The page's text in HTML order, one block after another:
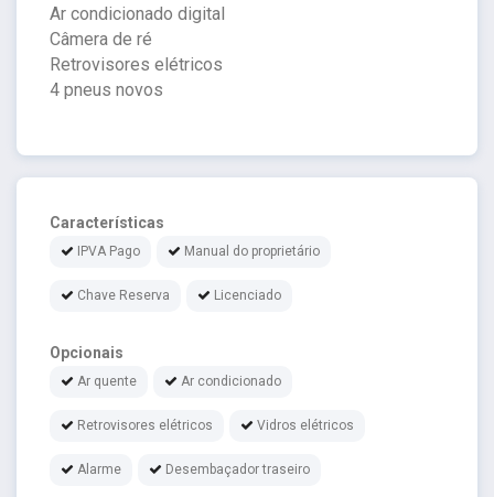
Ar condicionado digital
Câmera de ré
Retrovisores elétricos
4 pneus novos
Características
IPVA Pago Manual do proprietário
Chave Reserva Licenciado
Opcionais
Ar quente Ar condicionado
Retrovisores elétricos Vidros elétricos
Alarme Desembaçador traseiro